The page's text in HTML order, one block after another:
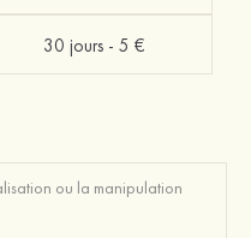
30 jours - 5 €